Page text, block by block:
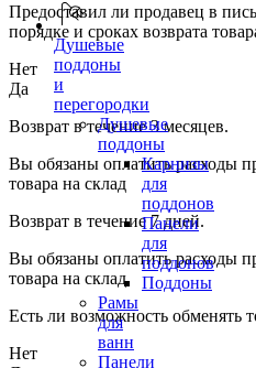
Душевые
поддоны
и
перегородки
Душевые
поддоны
Карнизы
для
поддонов
Панели
для
поддонов
Поддоны
Рамы
для
ванн
Панели
Предоставил ли продавец в
порядке и сроках возврата
Нет
Да
Возврат в течение3месяцев.
Вы обязаны оплатить расходы
товара на склад
Возврат в течение7дней.
Вы обязаны оплатить расходы
товара на склад
Есть ли возможность обменять
Нет